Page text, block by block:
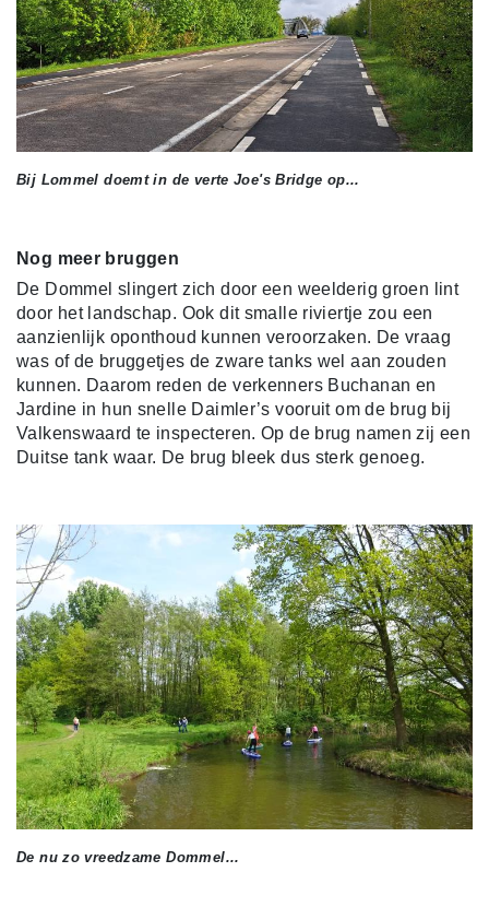
Bij Lommel doemt in de verte Joe's Bridge op...
Nog meer bruggen
De Dommel slingert zich door een weelderig groen lint
door het landschap. Ook dit smalle riviertje zou een
aanzienlijk oponthoud kunnen veroorzaken. De vraag
was of de bruggetjes de zware tanks wel aan zouden
kunnen. Daarom reden de verkenners Buchanan en
Jardine in hun snelle Daimler’s vooruit om de brug bij
Valkenswaard te inspecteren. Op de brug namen zij een
Duitse tank waar. De brug bleek dus sterk genoeg.
De nu zo vreedzame Dommel...